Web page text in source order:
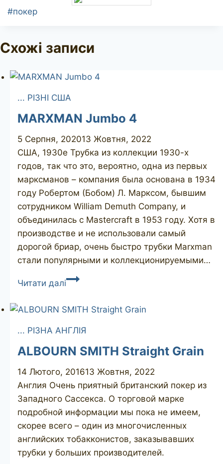
Позначки
#покер
Схожі записи
... РІЗНІ США
MARXMAN Jumbo 4
5 Серпня, 202013 Жовтня, 2022
США, 1930е Трубка из коллекции 1930-х
годов, так что это, вероятно, одна из первых
марксманов – компания была основана в 1934
году Робертом (Бобом) Л. Марксом, бывшим
сотрудником William Demuth Company, и
объединилась с Mastercraft в 1953 году. Хотя в
производстве и не использовали самый
дорогой бриар, очень быстро трубки Marxman
стали популярными и коллекционируемыми…
Читати даліMARXMAN
4
... РІЗНА АНГЛІЯ
ALBOURN SMITH Straight Grain
14 Лютого, 201613 Жовтня, 2022
Англия Очень приятный британский покер из
Западного Сассекса. О торговой марке
подробной информации мы пока не имеем,
скорее всего – один из многочисленных
английских тобакконистов, заказывавших
трубки у больших производителей.